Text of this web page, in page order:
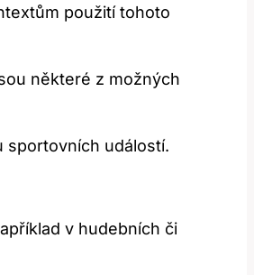
použití tohoto
některé z možných
sportovních událostí.
v hudebních či